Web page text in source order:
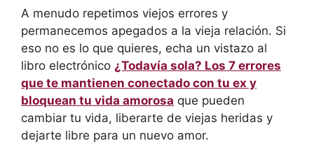
A menudo repetimos viejos errores y
permanecemos apegados a la vieja relación. Si
eso no es lo que quieres, echa un vistazo al
libro electrónico ¿Todavía sola? Los 7 errores
que te mantienen conectado con tu ex y
bloquean tu vida amorosa que pueden
cambiar tu vida, liberarte de viejas heridas y
dejarte libre para un nuevo amor.